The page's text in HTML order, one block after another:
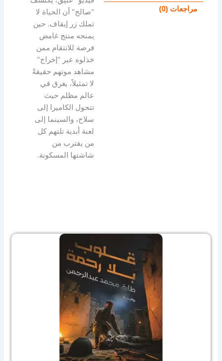
مراجعات (0)
“صالح” أن الحياة لا
تملك زر إيقاف. حين
يمنحه منتج غامض
فرصة للانتقام ممن
خذلوه عبر “إخراج”
مشاهد موتهم حقيقةً
لا تمثيلاً، يغرق في
عالم مظلم حيث
تتحول الكاميرا إلى
سلاح، والسينما إلى
لعنة أبدية تلتهم كل
من يقترب من
شاشتها المسكونة.